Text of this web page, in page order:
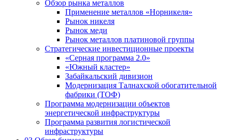
Обзор рынка металлов
Применение металлов «Норникеля»
Рынок никеля
Рынок меди
Рынок металлов платиновой группы
Стратегические инвестиционные проекты
«Серная программа 2.0»
«Южный кластер»
Забайкальский дивизион
Модернизация Талнахской обогатительной
фабрики (ТОФ)
Программа модернизации объектов
энергетической инфраструктуры
Программа развития логистической
инфраструктуры